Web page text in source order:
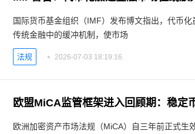
国际货币基金组织（IMF）发布博文指出，代币
传统金融中的缓冲机制，使市场
法规 2026-07-03 18:19:16
欧洲加密资产市场法规（MiCA）自三年前正式生